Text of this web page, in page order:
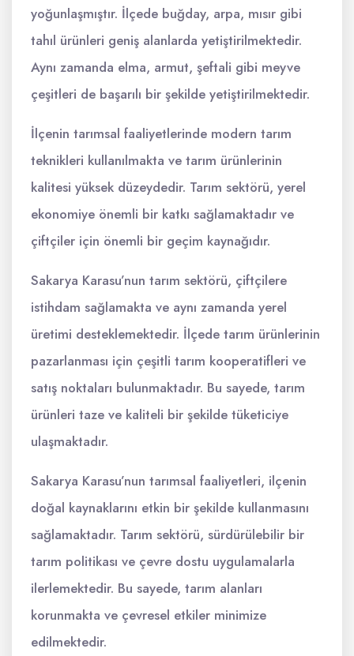
yoğunlaşmıştır. İlçede buğday, arpa, mısır gibi
tahıl ürünleri geniş alanlarda yetiştirilmektedir.
Aynı zamanda elma, armut, şeftali gibi meyve
çeşitleri de başarılı bir şekilde yetiştirilmektedir.
İlçenin tarımsal faaliyetlerinde modern tarım
teknikleri kullanılmakta ve tarım ürünlerinin
kalitesi yüksek düzeydedir. Tarım sektörü, yerel
ekonomiye önemli bir katkı sağlamaktadır ve
çiftçiler için önemli bir geçim kaynağıdır.
Sakarya Karasu’nun tarım sektörü, çiftçilere
istihdam sağlamakta ve aynı zamanda yerel
üretimi desteklemektedir. İlçede tarım ürünlerinin
pazarlanması için çeşitli tarım kooperatifleri ve
satış noktaları bulunmaktadır. Bu sayede, tarım
ürünleri taze ve kaliteli bir şekilde tüketiciye
ulaşmaktadır.
Sakarya Karasu’nun tarımsal faaliyetleri, ilçenin
doğal kaynaklarını etkin bir şekilde kullanmasını
sağlamaktadır. Tarım sektörü, sürdürülebilir bir
tarım politikası ve çevre dostu uygulamalarla
ilerlemektedir. Bu sayede, tarım alanları
korunmakta ve çevresel etkiler minimize
edilmektedir.